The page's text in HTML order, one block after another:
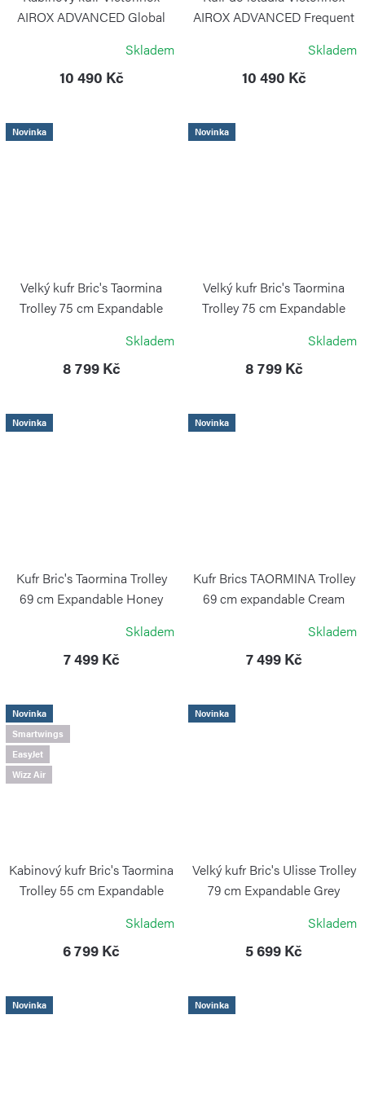
AIROX ADVANCED Global
Skladem
10 490 Kč
AIROX ADVANCED Frequent
Skladem
10 490 Kč
Novinka
Velký kufr Bric's Taormina
Trolley 75 cm Expandable
Skladem
8 799 Kč
Novinka
Velký kufr Bric's Taormina
Trolley 75 cm Expandable
Skladem
8 799 Kč
Novinka
Kufr Bric's Taormina Trolley
69 cm Expandable Honey
Skladem
7 499 Kč
Novinka
Kufr Brics TAORMINA Trolley
69 cm expandable Cream
Skladem
7 499 Kč
Novinka
Smartwings
EasyJet
Wizz Air
Kabinový kufr Bric's Taormina
Trolley 55 cm Expandable
Skladem
6 799 Kč
Novinka
Velký kufr Bric's Ulisse Trolley
79 cm Expandable Grey
Skladem
5 699 Kč
Novinka Novinka